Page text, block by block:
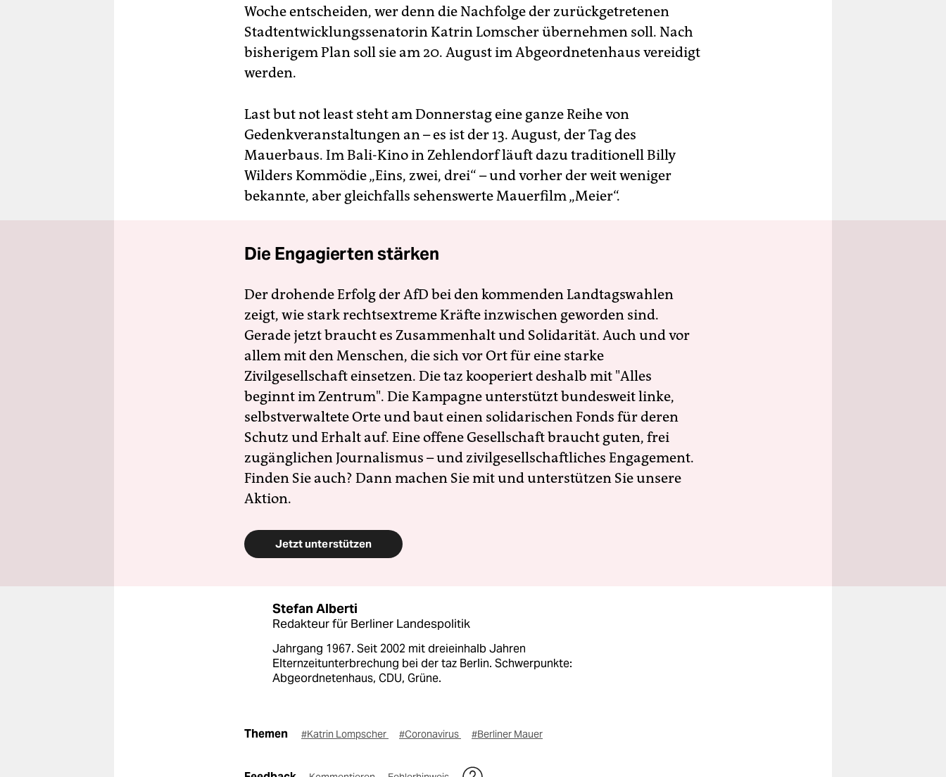
Woche entscheiden, wer denn die Nachfolge der zurückgetretenen
Stadtentwicklungssenatorin Katrin Lomscher übernehmen soll. Nach
bisherigem Plan soll sie am 20. August im Abgeordnetenhaus vereidigt
werden.
Last but not least steht am Donnerstag eine ganze Reihe von
Gedenkveranstaltungen an – es ist der 13. August, der Tag des
Mauerbaus. Im Bali-Kino in Zehlendorf läuft dazu traditionell Billy
Wilders Kommödie „Eins, zwei, drei“ – und vorher der weit weniger
bekannte, aber gleichfalls sehenswerte Mauerfilm „Meier“.
Die Engagierten stärken
Der drohende Erfolg der AfD bei den kommenden Landtagswahlen
zeigt, wie stark rechtsextreme Kräfte inzwischen geworden sind.
Gerade jetzt braucht es Zusammenhalt und Solidarität. Auch und vor
allem mit den Menschen, die sich vor Ort für eine starke
Zivilgesellschaft einsetzen. Die taz kooperiert deshalb mit "Alles
beginnt im Zentrum". Die Kampagne unterstützt bundesweit linke,
selbstverwaltete Orte und baut einen solidarischen Fonds für deren
Schutz und Erhalt auf. Eine offene Gesellschaft braucht guten, frei
zugänglichen Journalismus – und zivilgesellschaftliches Engagement.
Finden Sie auch? Dann machen Sie mit und unterstützen Sie unsere
Aktion.
Jetzt unterstützen
Stefan Alberti
Redakteur für Berliner Landespolitik
Jahrgang 1967. Seit 2002 mit dreieinhalb Jahren
Elternzeitunterbrechung bei der taz Berlin. Schwerpunkte:
Abgeordnetenhaus, CDU, Grüne.
Themen #Katrin Lompscher #Coronavirus #Berliner Mauer